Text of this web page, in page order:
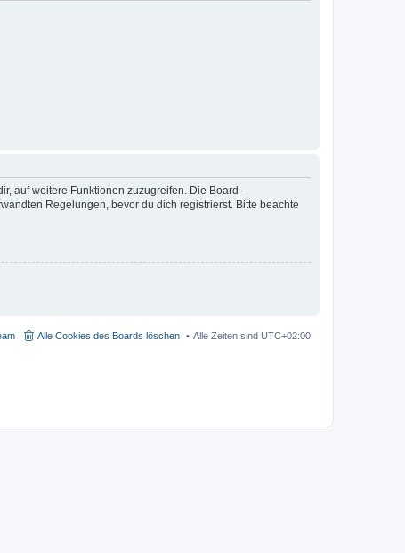
auf weitere Funktionen zuzugreifen. Die Board-
Regelungen, bevor du dich registrierst. Bitte beachte
Alle Zeiten sind UTC+02:00
Alle Cookies des Boards löschen